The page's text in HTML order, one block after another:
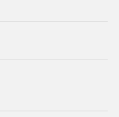
актов.
среды и